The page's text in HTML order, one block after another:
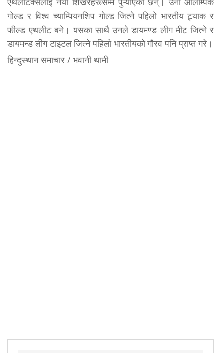
गोल्ड र विश्व च्याम्पियनशिप गोल्ड जित्ने पहिलो भारतीय ट्र्याक र
फील्ड एथलीट बने। यसका साथै उनले डायमण्ड लीग मीट जित्ने र
डायमन्ड लीग टाइटल जित्ने पहिलो भारतीयको गौरव पनि प्राप्त गरे।
हिन्दुस्थान समाचार / भवानी थामी